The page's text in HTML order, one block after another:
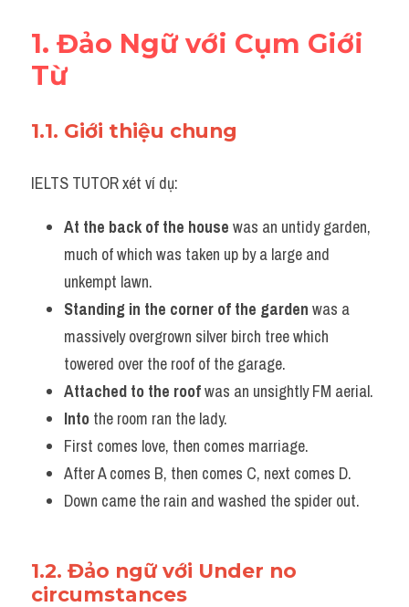
1. Đảo Ngữ với Cụm Giới
Từ
1.1. Giới thiệu chung
IELTS TUTOR xét ví dụ:
At the back of the house was an untidy garden,
much of which was taken up by a large and
unkempt lawn.
Standing in the corner of the garden was a
massively overgrown silver birch tree which
towered over the roof of the garage.
Attached to the roof was an unsightly FM aerial.
Into the room ran the lady.
First comes love, then comes marriage.
After A comes B, then comes C, next comes D.
Down came the rain and washed the spider out.
1.2. Đảo ngữ với Under no
circumstances